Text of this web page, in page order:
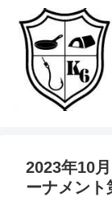
2023年10
ーナメン